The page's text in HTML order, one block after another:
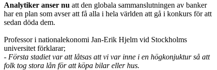
Analytiker anser nu att den globala sammanslutningen av banker
har en plan som avser att få alla i hela världen att gå i konkurs för att
sedan döda dem.
Professor i nationalekonomi Jan-Erik Hjelm vid Stockholms
universitet förklarar;
- Första stadiet var att låtsas att vi var inne i en högkonjuktur så att
folk tog stora lån för att köpa bilar eller hus.